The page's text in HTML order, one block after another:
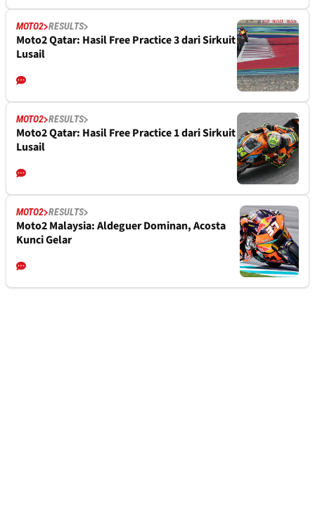
MOTO2 RESULTS
Moto2 Qatar: Hasil Free Practice 3 dari Sirkuit
Lusail
MOTO2 RESULTS
Moto2 Qatar: Hasil Free Practice 1 dari Sirkuit
Lusail
MOTO2 RESULTS
Moto2 Malaysia: Aldeguer Dominan, Acosta
Kunci Gelar